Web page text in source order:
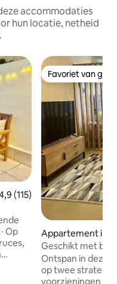
accommodaties
hun locatie, netheid
beoordeling van
(115)
Favoriet van
Favoriet van
Appartement in
o
Geschikt met
Ontspan in deze
op twee straten
voorzieningen in